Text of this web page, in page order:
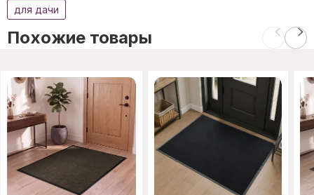
для дачи
Похожие товары